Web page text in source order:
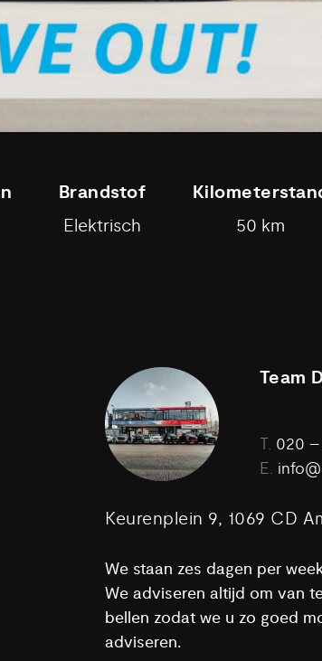
Brandstof
Elektrisch 50 km
Team
T. 020 –
E.
Keurenplein 9, 1069 CD
We staan zes dagen per
We adviseren altijd om van
bellen zodat we u zo goed
adviseren.